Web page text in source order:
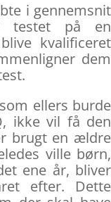
i gennemsnit
testet på en
kvalificeret
dem
ellers burde
ikke vil få den
brugt en ældre
ville børn,
ene år, bliver
efter. Dette